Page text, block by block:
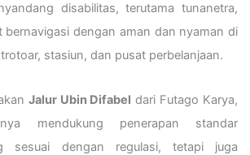
disabilitas, terutama tunanetra,
bernavigasi dengan aman dan nyaman di
stasiun, dan pusat perbelanjaan.
Jalur Ubin Difabel dari Futago Karya,
mendukung penerapan standar
sesuai dengan regulasi, tetapi juga